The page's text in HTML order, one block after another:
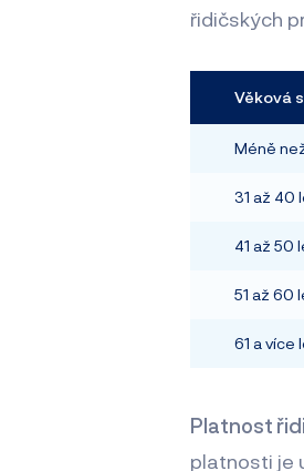
řidičských
Věková
Méně
31 až 40
41 až 50
51 až 60
61 a více
Platnost
platnosti je